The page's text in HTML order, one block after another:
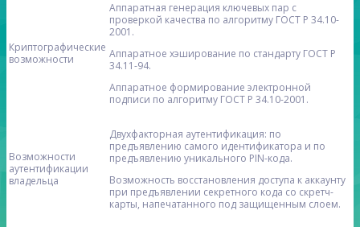
Криптографические
возможности
Аппаратная генерация ключевых пар с
проверкой качества по алгоритму ГОСТ Р 34.10-
2001.
Аппаратное хэширование по стандарту ГОСТ Р
34.11-94.
Аппаратное формирование электронной
подписи по алгоритму ГОСТ Р 34.10-2001.
Возможности
аутентификации
владельца
Двухфакторная аутентификация: по
предъявлению самого идентификатора и по
предъявлению уникального PIN-кода.
Возможность восстановления доступа к аккаунту
при предъявлении секретного кода со скретч-
карты, напечатанного под защищенным слоем.